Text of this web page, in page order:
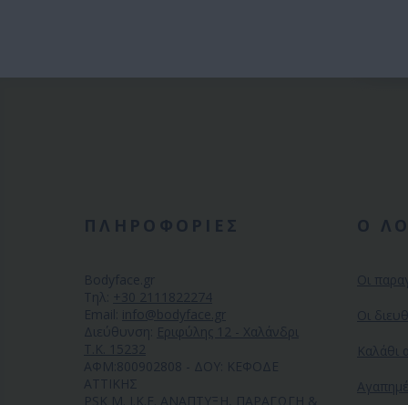
ΠΛΗΡΟΦΟΡΙΕΣ
Bodyface.gr
Tηλ: +30 2111822274
Email: info@bodyface.gr
Διεύθυνση: Εριφύλης 12 - Χαλάνδρι
Τ.Κ. 15232
ΑΦΜ:800902808 - ΔΟΥ: ΚΕΦΟΔΕ
ΑΤΤΙΚΗΣ
PSK M. I.K.E. ΑΝΑΠΤΥΞΗ, ΠΑΡΑΓΩΓΗ &
Ο
Οι
Οι
Καλάθι